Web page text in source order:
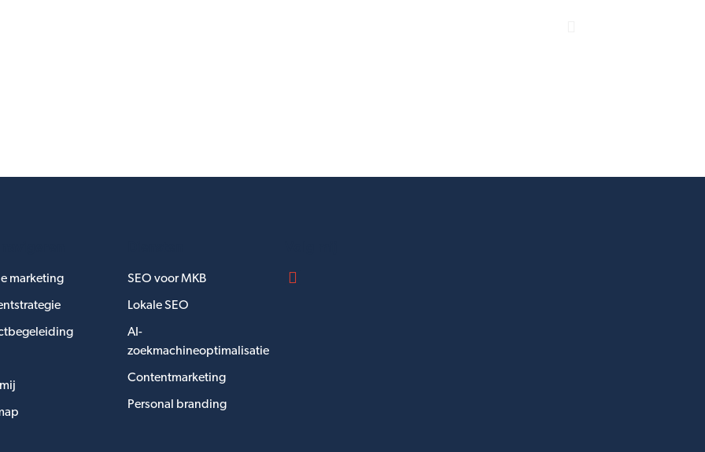
marketing SEO voor MKB
Lokale SEO
AI-
zoekmachineoptimalisatie
Contentmarketing
Personal branding